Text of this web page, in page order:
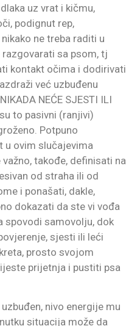
uz vrat i kičmu,
podignut rep,
ne treba raditi u
sa psom, tj
kontakt očima i dodirivati
već uzbuđenu
NEĆE SJESTI ILI
to pasivni (ranjivi)
Potpuno
u ovim slučajevima
takođe, definisati na
od straha ili od
i ponašati, dakle,
dokazati da ste vi vođa
spovodi samovolju, dok
sjesti ili leći
prosto svojom
prijetnja i pustiti psa
nivo energije mu
situacija može da